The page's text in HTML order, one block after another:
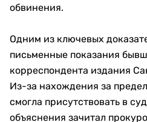
обвинения.
Одним из ключевых
письменные показания
корреспондента издания
Из-за нахождения за
смогла присутствовать в
объяснения зачитал